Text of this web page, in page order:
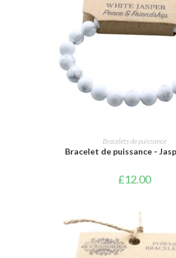
AJOUTER AU PANIER
Bracelets de puissance
Bracelet de puissance -
£12.00